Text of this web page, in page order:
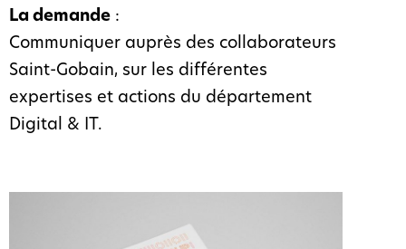
La demande :
Communiquer auprès des collaborateurs
Saint-Gobain, sur les différentes
expertises et actions du département
Digital & IT.